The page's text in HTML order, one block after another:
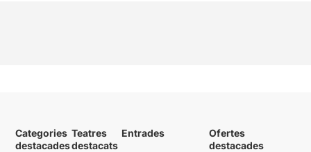
Categories
destacades
Teatres
destacats
Entrades
Ofertes
destacades